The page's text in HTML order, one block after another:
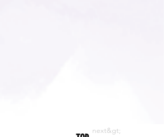
next&gt;